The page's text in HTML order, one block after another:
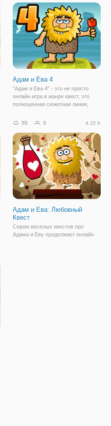
Адам и Ева 4
"Адам и Ева 4" - это не просто
онлайн игра в жанре квест, это
полноценная сюжетная линия,
на которую не жалко потратить
увлекательных головоломок, над
которыми
99 9 4.25 K
Адам и Ева: Любовный
Квест
Серию веселых квестов про
Адама и Еву продолжает онлайн